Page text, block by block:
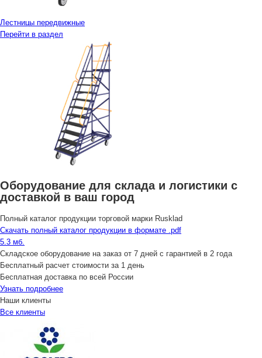
Лестницы передвижные
Перейти в раздел
Оборудование для склада и логистики с
доставкой в ваш город
Полный каталог продукции торговой марки Rusklad
Скачать полный каталог продукции в формате .pdf
5.3 мб.
Складское оборудование на заказ от 7 дней с гарантией в 2 года
Бесплатный расчет стоимости за 1 день
Бесплатная доставка по всей России
Узнать подробнее
Наши клиенты
Все клиенты